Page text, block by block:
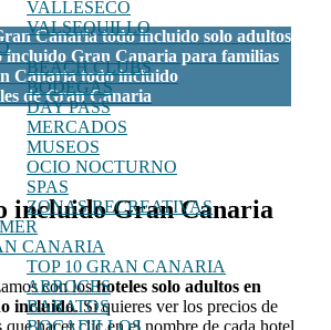
VALLESECO
VALSEQUILLO
BEACH CLUBS
BODEGAS
DAY PASS
MERCADOS
MUSEOS
OCIO NOCTURNO
SPAS
ZONAS RECREATIVAS
CANARIA
TOP 10 GRAN CANARIA
ARROCES
BARATOS
BOCADILLOS
Canaria todo incluido solo adultos
incluido Gran Canaria para familias
Canaria todo incluido
de Gran Canaria
incluido Gran Canaria
con loshoteles solo adultos en
incluido. Si quieres ver los precios de
que hacer clic en el nombre de cada hotel